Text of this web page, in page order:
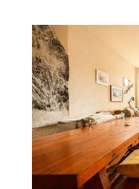
ST FIRMIN 05
49,39 m
, 3
Ref : 1276
119
Votre agence